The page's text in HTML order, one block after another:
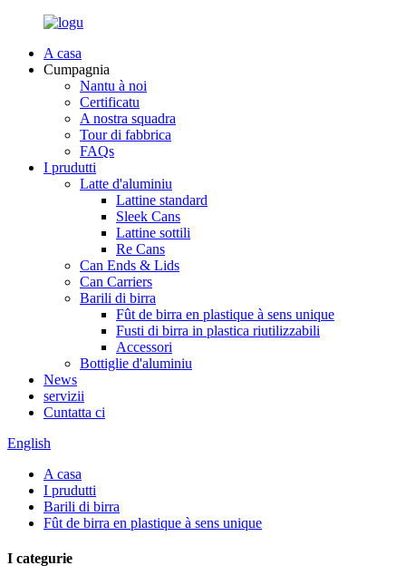
A casa
Cumpagnia
Nantu à noi
Certificatu
A nostra squadra
Tour di fabbrica
FAQs
I prudutti
Latte d'aluminiu
Lattine standard
Sleek Cans
Lattine sottili
Re Cans
Can Ends & Lids
Can Carriers
Barili di birra
Fût de birra en plastique à sens unique
Fusti di birra in plastica riutilizzabili
Accessori
Bottiglie d'aluminiu
News
servizii
Cuntatta ci
English
A casa
I prudutti
Barili di birra
Fût de birra en plastique à sens unique
I categurie